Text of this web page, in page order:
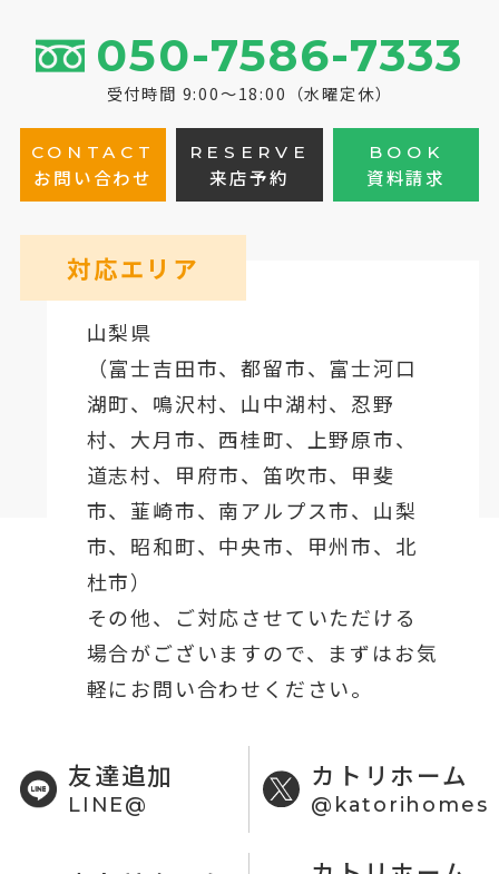
050-7586-7333
受付時間 9:00～18:00（水曜定休）
CONTACT
お問い合わせ
RESERVE
来店予約
BOOK
資料請求
対応エリア
山梨県
（富士吉田市、都留市、 富士河口
湖町、鳴沢村、山中湖村、忍野
村、 大月市、西桂町、上野原市、
道志村、 甲府市、笛吹市、甲斐
市、韮崎市、南アルプス市、山梨
市、昭和町、中央市、甲州市、北
杜市）
その他、ご対応させていただける
場合がございますので、まずはお気
軽にお問い合わせください。
友達追加
LINE@
カトリホーム
@katorihomes